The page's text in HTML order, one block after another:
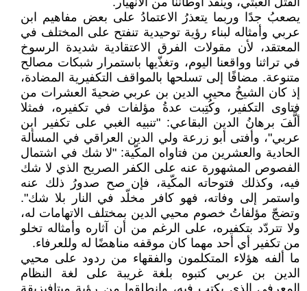
يصعبُ جدًا وربما يتعذرُ الاعتمادُ على بعض مفاهيم ابن
عربي وأمثاله لبناء رؤية توحيدية تنفتح على المختلف في
المعتقد، لأن مقولات الفرق الاعتقادية شديدة الرسوخ
في تراثنا وواقعنا اليوم، وتغذّيها باستمرار شبكات مصالح
متنوعة. مضافًا إلى تسلحها بالمواقف التكفيرية المضادة،
إذ كان الشيخُ محيي الدين بن عربي ضحيةَ العشرات من
فتاوى التكفير، وكُتِبت عدةُ مؤلفات في تكفيره، فمثلا
ألَّفَ برهانُ الدين البقاعي: "تنبيه الغبي على تكفير ابن
عربي"، وأفتى أبو زرعة ولي الدين العراقي في المسألة
الحادية والعشرين من فتاواه المكّية: "لا شك في اشتمال
الفصوص المشهورة عنه على الكفر الصريح الذي لا شك
فيه، وكذلك فتوحاته المكّية، فإن صح صدورُ ذلك عنه
واستمر إلى وفاته، فهو كافر مخلّد في النار بلا شك".
وتضجّ مؤلفاتُ خصوم محيي الدين بمختلف الاتهامات له،
ولا تتردّد بتكفيره، على الرغم من أن آثاره وأمثاله تخلو
من تكفير أي أحد مهما كان موقفه مناهضًا له وللعرفاء.
ما ألفه هؤلاء المتكلمون والفقهاء من ردود على محيي
الدين بن عربي كتبوه بلغة غريبة على لغة النظام